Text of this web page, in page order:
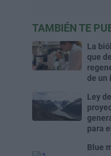
TAMBIÉN TE
La
que
de un
Ley
para
Blue